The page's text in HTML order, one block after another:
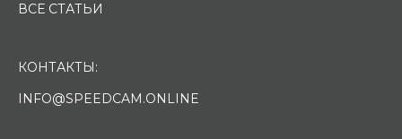
ВСЕ СТАТЬИ
КОНТАКТЫ:
INFO@SPEEDCAM.ONLINE